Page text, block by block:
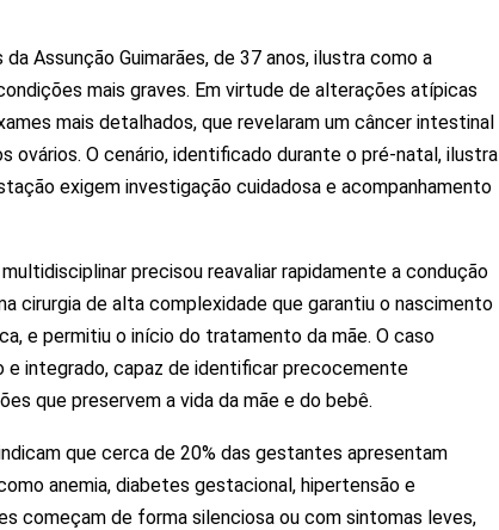
Assunção Guimarães, de 37 anos, ilustra como a
mais graves. Em virtude de alterações atípicas
mais detalhados, que revelaram um câncer intestinal
ovários. O cenário, identificado durante o pré-natal, ilustra
exigem investigação cuidadosa e acompanhamento
precisou reavaliar rapidamente a condução
cirurgia de alta complexidade que garantiu o nascimento
e permitiu o início do tratamento da mãe. O caso
integrado, capaz de identificar precocemente
que preservem a vida da mãe e do bebê.
que cerca de 20% das gestantes apresentam
anemia, diabetes gestacional, hipertensão e
começam de forma silenciosa ou com sintomas leves,